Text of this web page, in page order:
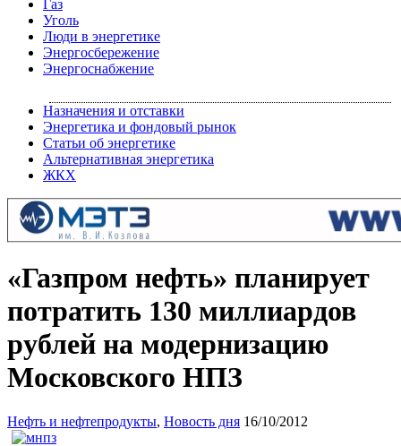
Газ
Уголь
Люди в энергетике
Энергосбережение
Энергоснабжение
Назначения и отставки
Энергетика и фондовый рынок
Статьи об энергетике
Альтернативная энергетика
ЖКХ
«Газпром нефть» планирует
потратить 130 миллиардов
рублей на модернизацию
Московского НПЗ
Нефть и нефтепродукты, Новость дня 16/10/2012